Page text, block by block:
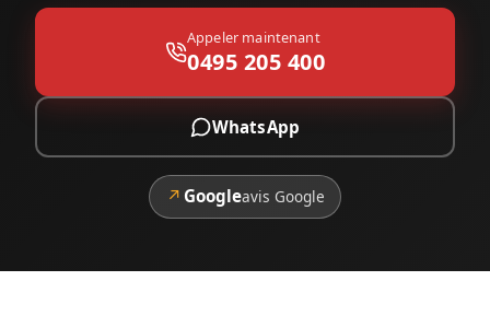
Appeler maintenant
0495 205 400
WhatsApp
↗ Googleavis Google